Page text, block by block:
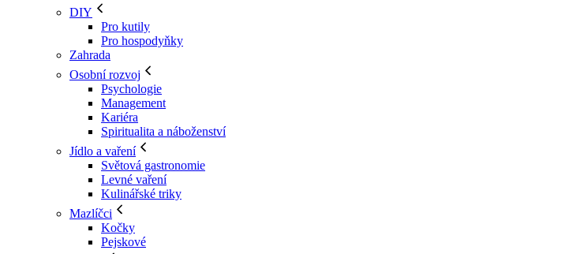
DIY
Pro kutily
Pro hospodyňky
Zahrada
Osobní rozvoj
Psychologie
Management
Kariéra
Spiritualita a náboženství
Jídlo a vaření
Světová gastronomie
Levné vaření
Kulinářské triky
Mazlíčci
Kočky
Pejskové